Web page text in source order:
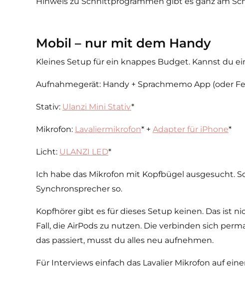
Mobil – nur mit dem Handy
Kleines Setup für ein knappes Budget. Kannst du
Aufnahmegerät: Handy + Sprachmemo App (oder
Stativ: Ulanzi Mini Stativ*
Mikrofon: Lavaliermikrofon* + Adapter für iPhone*
Licht: ULANZI LED*
Ich habe das Mikrofon mit Kopfbügel ausgesucht.
Synchronsprecher so.
Kopfhörer gibt es für dieses Setup keinen. Das ist
Fall, die AirPods zu nutzen. Die verbinden sich
das passiert, musst du alles neu aufnehmen.
Für Interviews einfach das Lavalier Mikrofon auf